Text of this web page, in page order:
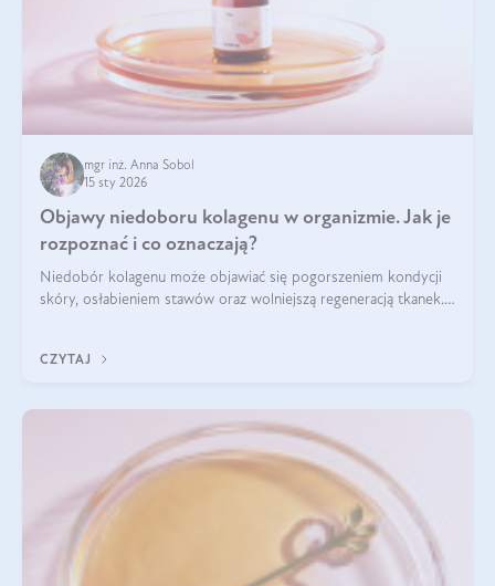
mgr inż. Anna Sobol
15 sty 2026
Objawy niedoboru kolagenu w organizmie. Jak je
rozpoznać i co oznaczają?
Niedobór kolagenu może objawiać się pogorszeniem kondycji
skóry, osłabieniem stawów oraz wolniejszą regeneracją tkanek.
osłabienie włosów.
CZYTAJ